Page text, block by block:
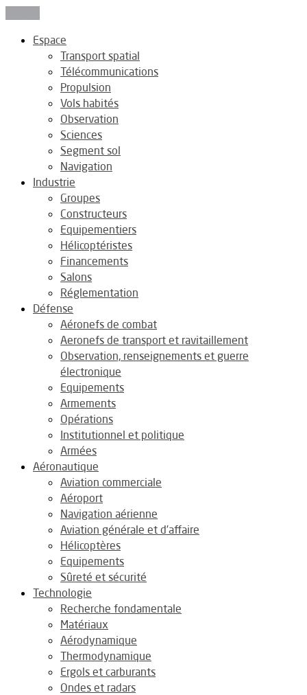
Espace
Transport spatial
Télécommunications
Propulsion
Vols habités
Observation
Sciences
Segment sol
Navigation
Industrie
Groupes
Constructeurs
Equipementiers
Hélicoptéristes
Financements
Salons
Réglementation
Défense
Aéronefs de combat
Aeronefs de transport et ravitaillement
Observation, renseignements et guerre
électronique
Equipements
Armements
Opérations
Institutionnel et politique
Armées
Aéronautique
Aviation commerciale
Aéroport
Navigation aérienne
Aviation générale et d’affaire
Hélicoptères
Equipements
Sûreté et sécurité
Technologie
Recherche fondamentale
Matériaux
Aérodynamique
Thermodynamique
Ergols et carburants
Ondes et radars